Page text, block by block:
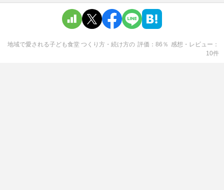
地域で愛される子ども食堂 つくり方・続け方の 評価 86 ％ 感想・レビュー
10件